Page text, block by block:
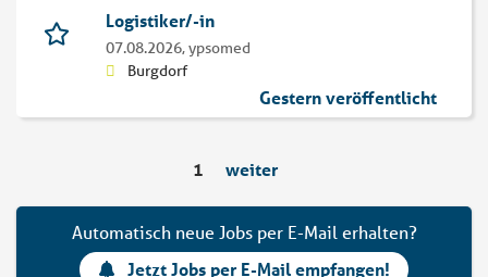
Logistiker/-in
07.08.2026,ypsomed
Burgdorf
Gestern veröffentlicht
1 weiter
Automatisch neue Jobs per E-Mail erhalten?
Jetzt Jobs per E-Mail empfangen!